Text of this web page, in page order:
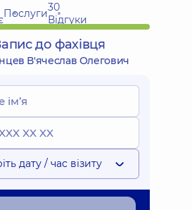
Послуги30
Відгуки
до фахівця
В'ячеслав Олегович
дату / час візиту